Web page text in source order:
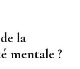
la
mentale ?